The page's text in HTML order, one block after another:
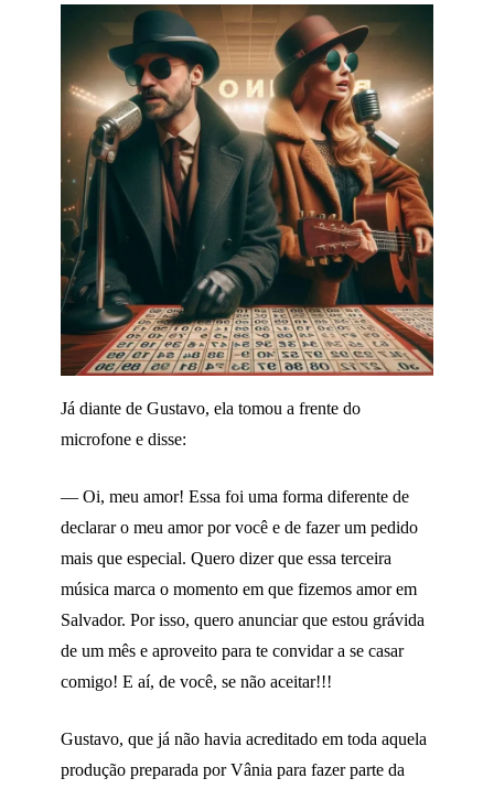
Já diante de Gustavo, ela tomou a frente do
microfone e disse:
— Oi, meu amor! Essa foi uma forma diferente de
declarar o meu amor por você e de fazer um pedido
mais que especial. Quero dizer que essa terceira
música marca o momento em que fizemos amor em
Salvador. Por isso, quero anunciar que estou grávida
de um mês e aproveito para te convidar a se casar
comigo! E aí, de você, se não aceitar!!!
Gustavo, que já não havia acreditado em toda aquela
produção preparada por Vânia para fazer parte da